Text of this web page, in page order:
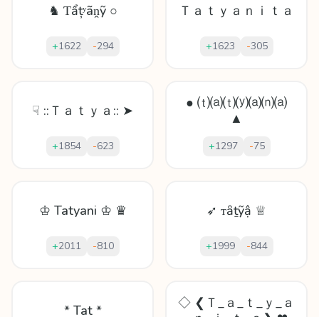
♞ Ƭẩțʸãṋỹ ○
+1622 -294
Ｔａｔｙａｎｉｔａ
+1623 -305
☟ ::Ｔａｔｙａ:: ➤
+1854 -623
● ⒯⒜⒯⒴⒜⒩⒜
▲
+1297 -75
♔ Tatyani ♔ ♛
+2011 -810
➶ ᴛȃṯỹậ ♕
+1999 -844
* Tat *
◇ ❮Ｔ_ａ_ｔ_ｙ_ａ